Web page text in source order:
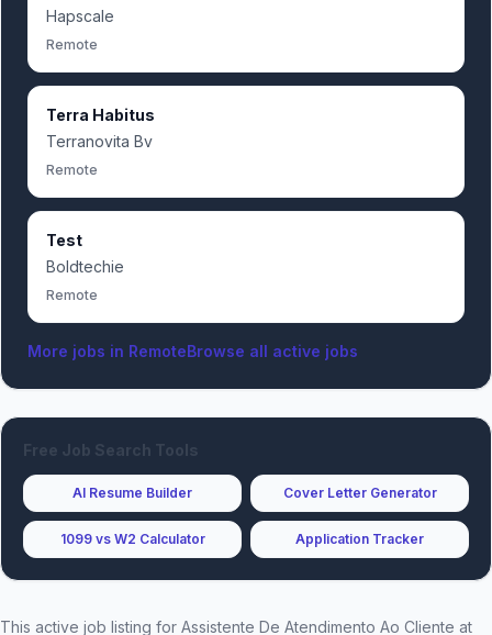
Hapscale
Remote
Terra Habitus
Terranovita Bv
Remote
Test
Boldtechie
Remote
More jobs in RemoteBrowse all active jobs
Free Job Search Tools
AI Resume Builder Cover Letter Generator
1099 vs W2 Calculator Application Tracker
This active job listing for Assistente De Atendimento Ao Cliente at